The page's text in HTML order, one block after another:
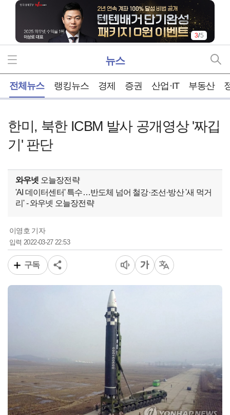
3/5
뉴스
전체뉴스 랭킹뉴스 경제 증권 산업·IT 부동산
한미, 북한 ICBM 발사 공개영상 '짜깁
기' 판단
와우넷 오늘장전략
'AI 데이터센터' 특수…반도체 넘어 철강·조선·방산 '새 먹거
리' - 와우넷 오늘장전략
이영호 기자
입력2022-03-27 22:53
구독